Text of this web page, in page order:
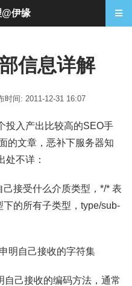
信息详解
时间: 2011-12-31 16:07
投入产出比较高的SEO手
的文章，恶补下服务器知
处不详：
己接受什么介质类型，*/* 表
的所有子类型，type/sub-
明自己接收的字符集
己接收的编码方法，通常
伊缘